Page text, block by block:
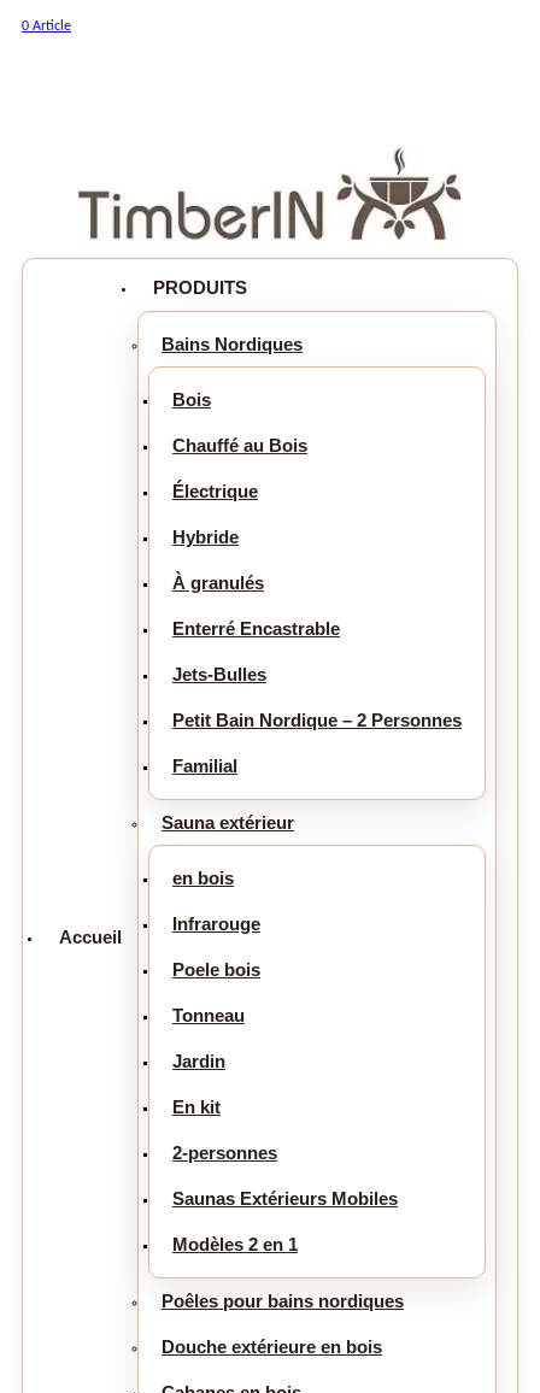
0 Article
Accueil
PRODUITS
Bains Nordiques
Bois
Chauffé au Bois
Électrique
Hybride
À granulés
Enterré Encastrable
Jets-Bulles
Petit Bain Nordique – 2 Personnes
Familial
Sauna extérieur
en bois
Infrarouge
Poele bois
Tonneau
Jardin
En kit
2-personnes
Saunas Extérieurs Mobiles
Modèles 2 en 1
Poêles pour bains nordiques
Douche extérieure en bois